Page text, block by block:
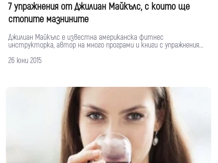
7 упражнения от Джилиан Майкълс, с които ще
стопите мазнините
Джилиан Майкълс е известна американска фитнес
инструкторка, автор на много програми и книги с упражнения...
26 юни 2015